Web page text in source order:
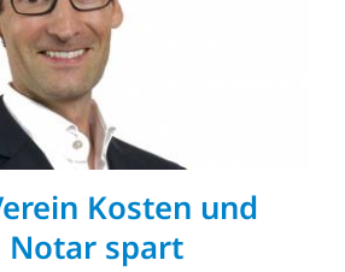
Kosten und
Notar spart